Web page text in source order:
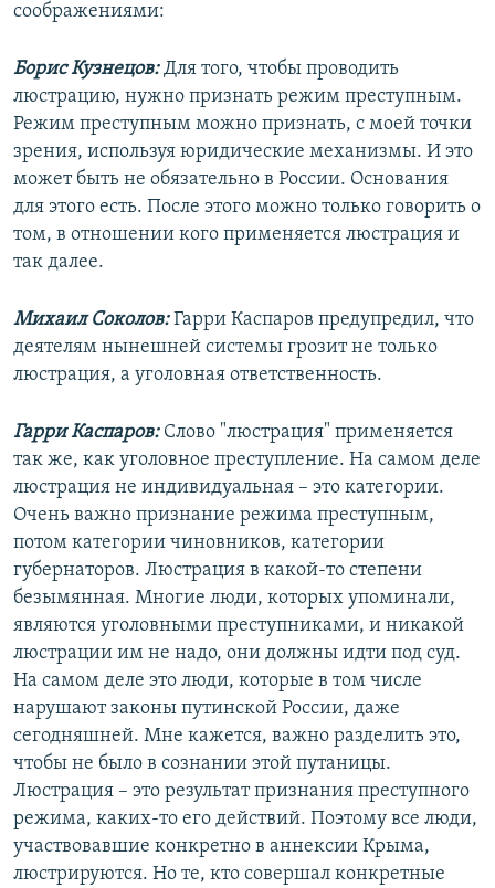
соображениями:
Борис Кузнецов:Для того, чтобы проводить
люстрацию, нужно признать режим преступным.
Режим преступным можно признать, с моей точки
зрения, используя юридические механизмы. И это
может быть не обязательно в России. Основания
для этого есть. После этого можно только говорить о
том, в отношении кого применяется люстрация и
так далее.
Михаил Соколов:Гарри Каспаров предупредил, что
деятелям нынешней системы грозит не только
люстрация, а уголовная ответственность.
Гарри Каспаров: Слово "люстрация" применяется
так же, как уголовное преступление. На самом деле
люстрация не индивидуальная – это категории.
Очень важно признание режима преступным,
потом категории чиновников, категории
губернаторов. Люстрация в какой-то степени
безымянная. Многие люди, которых упоминали,
являются уголовными преступниками, и никакой
люстрации им не надо, они должны идти под суд.
На самом деле это люди, которые в том числе
нарушают законы путинской России, даже
сегодняшней. Мне кажется, важно разделить это,
чтобы не было в сознании этой путаницы.
Люстрация – это результат признания преступного
режима, каких-то его действий. Поэтому все люди,
участвовавшие конкретно в аннексии Крыма,
люстрируются. Но те, кто совершал конкретные